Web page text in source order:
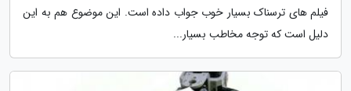
فیلم های ترسناک بسیار خوب جواب داده است. این موضوع هم به این
دلیل است که توجه مخاطب بسیار...